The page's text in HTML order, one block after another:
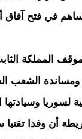
“سيساهم في فتح
موقف المملكة
الشعب
لسوريا وسيادتها
أن وفدا تقنيا